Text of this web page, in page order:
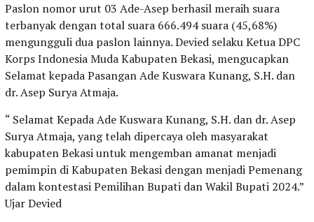
Paslon nomor urut 03 Ade-Asep berhasil meraih suara
terbanyak dengan total suara 666.494 suara (45,68%)
mengungguli dua paslon lainnya. Devied selaku Ketua DPC
Korps Indonesia Muda Kabupaten Bekasi, mengucapkan
Selamat kepada Pasangan Ade Kuswara Kunang, S.H. dan
dr. Asep Surya Atmaja.
“ Selamat Kepada Ade Kuswara Kunang, S.H. dan dr. Asep
Surya Atmaja, yang telah dipercaya oleh masyarakat
kabupaten Bekasi untuk mengemban amanat menjadi
pemimpin di Kabupaten Bekasi dengan menjadi Pemenang
dalam kontestasi Pemilihan Bupati dan Wakil Bupati 2024.”
Ujar Devied